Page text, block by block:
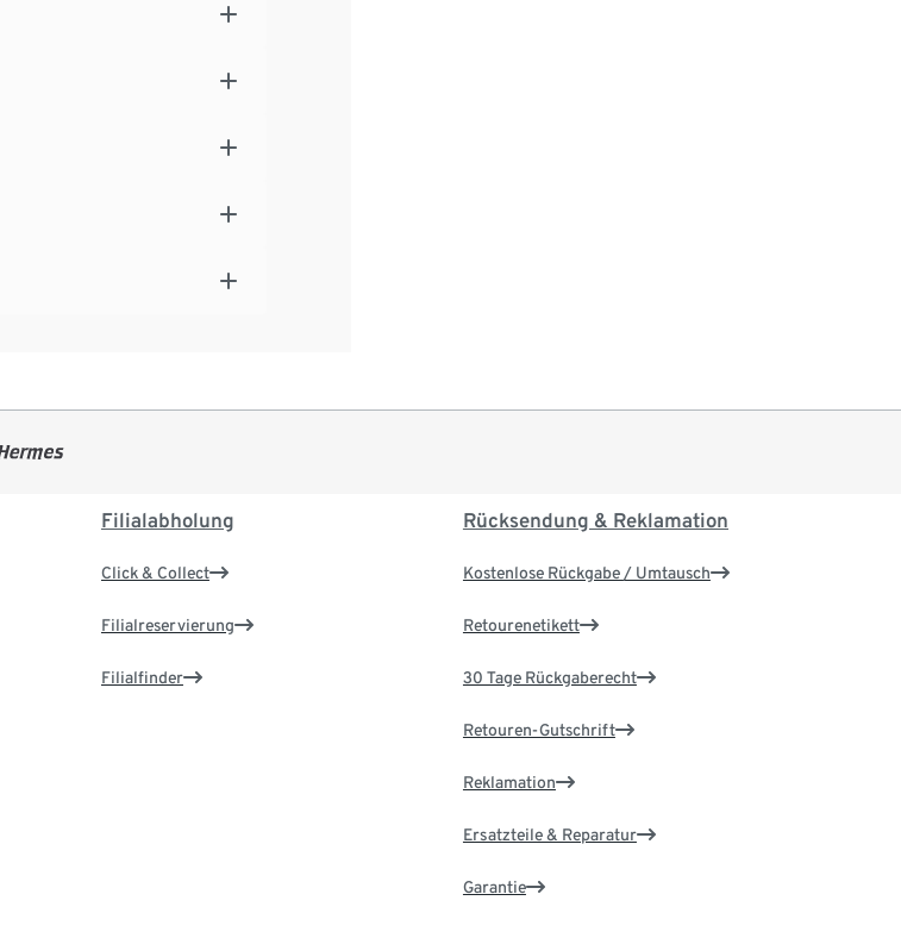
Filialabholung
Click & Collect
Filialreservierung
Filialfinder
Rücksendung & Reklamation
Kostenlose Rückgabe / Umtausch
Retourenetikett
30 Tage Rückgaberecht
Retouren-Gutschrift
Reklamation
Ersatzteile & Reparatur
Garantie